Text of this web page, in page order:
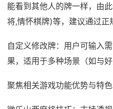
能看到其他人的牌一样，由
将,情怀棋牌)等，建议通过正
自定义修改牌：用户可输入
果，适用于多种场景（如与
聚焦相关游戏功能优势与特色